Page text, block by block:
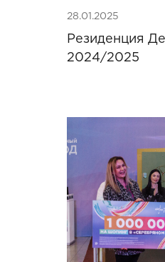
28.01.2025
Резиденция
2024/2025